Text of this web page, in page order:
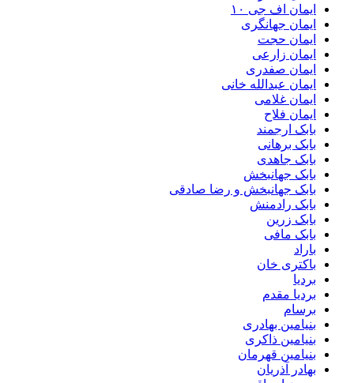
ایمان اف جی ۱۰
ایمان جهانگری
ایمان حجت
ایمان زارعی
ایمان صفدری
ایمان عبدالله خانی
ایمان غلامی
ایمان فلاح
بابک ارجمند
بابک برهانی
بابک جاهدی
بابک جهانبخش
بابک جهانبخش و رضا صادقی
بابک رادمنش
بابک زرین
بابک مافی
باراد
باکتری خان
بردیا
بردیا مقدم
برسام
بنیامین بهادری
بنیامین ذاکری
بنیامین قهرمان
بهادر آذریان